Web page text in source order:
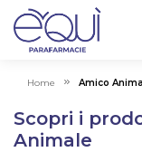
Home Amico
Scopri i
Animale